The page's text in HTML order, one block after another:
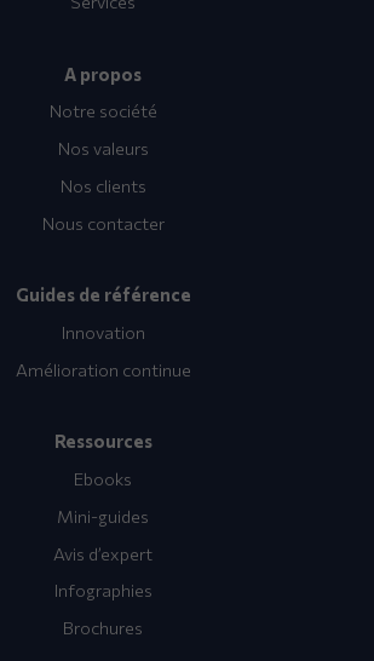
A propos
Notre société
Nos valeurs
Nos clients
Nous contacter
Guides de référence
Innovation
Amélioration continue
Ressources
Ebooks
Mini-guides
Avis d’expert
Infographies
Brochures